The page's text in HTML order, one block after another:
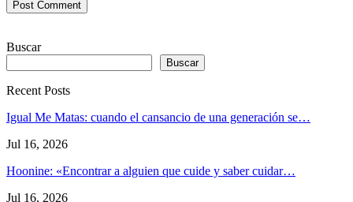
Buscar
Buscar
Recent Posts
Igual Me Matas: cuando el cansancio de una generación se…
Jul 16, 2026
Hoonine: «Encontrar a alguien que cuide y saber cuidar…
Jul 16, 2026